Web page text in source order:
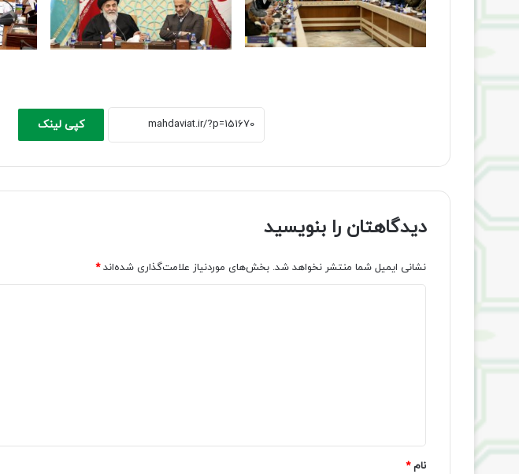
کپی لینک
دیدگاهتان را بنویسید
نشانی ایمیل شما منتشر نخواهد شد. بخش‌های موردنیاز علامت‌گذاری شده‌اند*
نام*